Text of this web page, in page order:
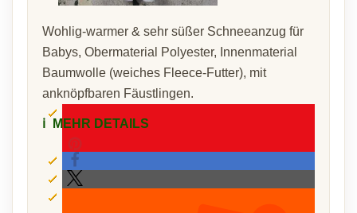
Wohlig-warmer & sehr süßer Schneeanzug für
Babys, Obermaterial Polyester, Innenmaterial
Baumwolle (weiches Fleece-Futter), mit
anknöpfbaren Fäustlingen.
ℹ️ MEHR DETAILS